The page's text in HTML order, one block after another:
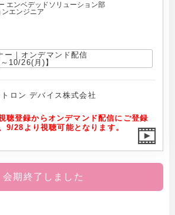
エンベデッドソリューション部
エンジニア
ー｜オンデマンド配信
10/26(月)】
ロン デバイス株式会社
聴登録からオンデマンド配信にご登録
9/28より視聴可能となります。
会期終了しました